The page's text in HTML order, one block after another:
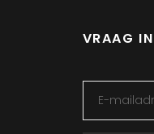
VRAAG